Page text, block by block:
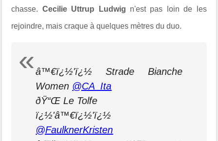
chasse. Cecilie Uttrup Ludwig n'est pas loin de les
rejoindre, mais craque à quelques mètres du duo.
â™€ï¿½'ï¿½ Strade Bianche
Women @CA_Ita
ðŸ“Œ Le Tolfe
ï¿½'‍â™€ï¿½'ï¿½
@FaulknerKristen